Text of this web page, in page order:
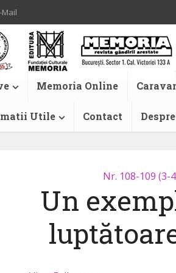
Mail
Memoria Online
Utile Contact
Nr. 108-109 (3-
Un